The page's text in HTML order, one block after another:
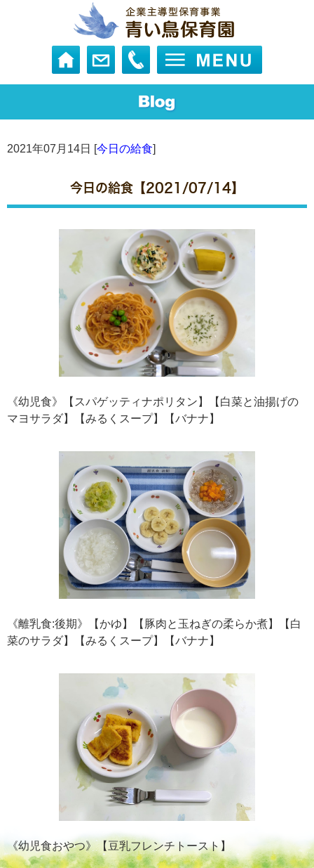
2021年07月14日 [今日の給食]
今日の給食【2021/07/14】
《幼児食》【スパゲッティナポリタン】【白菜と油揚げの
マヨサラダ】【みるくスープ】【バナナ】
《離乳食:後期》【かゆ】【豚肉と玉ねぎの柔らか煮】【白
菜のサラダ】【みるくスープ】【バナナ】
《幼児食おやつ》【豆乳フレンチトースト】